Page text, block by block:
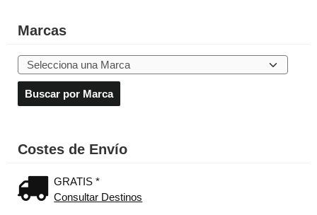
Marcas
Costes de Envío
GRATIS *
Consultar Destinos